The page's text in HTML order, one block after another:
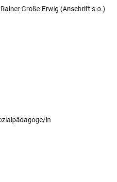
Große-Erwig (Anschrift s.o.)
in